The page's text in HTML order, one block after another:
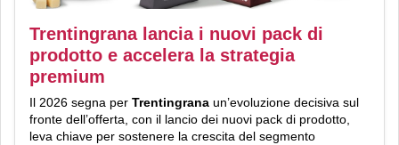
Trentingrana lancia i nuovi pack di
prodotto e accelera la strategia
premium
Il 2026 segna per Trentingrana un’evoluzione decisiva sul
fronte dell’offerta, con il lancio dei nuovi pack di prodotto,
leva chiave per sostenere la crescita del segmento